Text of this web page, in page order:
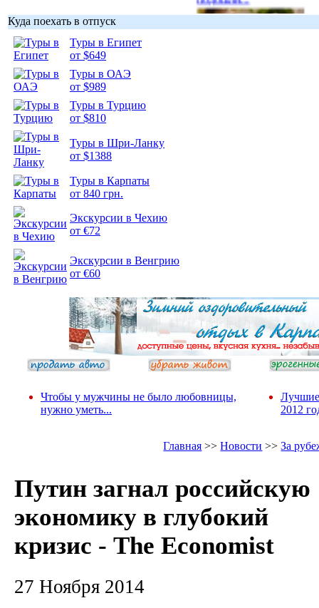
Куда поехать в отпуск
Туры в Египет
от $649
Туры в ОАЭ
от $989
Туры в Турцию
от $810
Туры в Шри-Ланку
от $1388
Туры в Карпаты
от 840 грн.
Экскурсии в Чехию
от €72
Экскурсии в Венгрию
от €60
Чтобы у мужчины не было любовницы,
нужно уметь...
Лучшие
2012
Главная >>Новости >>За
Путин загнал российскую
экономику в глубокий
кризис - The Economist
27 Ноября 2014